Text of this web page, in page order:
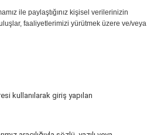
ile paylaştığınız kişisel verilerinizin
faaliyetlerimizi yürütmek üzere ve/veya
kullanılarak giriş yapılan